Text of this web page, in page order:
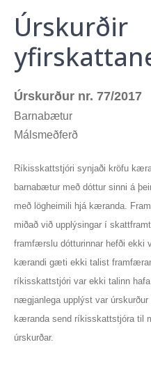
Úrskurðir
Úrskurður nr. 77/2017
Barnabætur
Málsmeðferð
Ríkisskattstjóri synjaði kröfu
barnabætur með dóttur sinni á
með lögheimili hjá kæranda.
miðað við upplýsingar í
framfærslu dótturinnar hefði ekki
kærandi gæti ekki talist
ríkisskattstjóri var ekki talinn
nægjanlega upplýst var
kæranda send ríkisskattstjóra til
úrskurðar.